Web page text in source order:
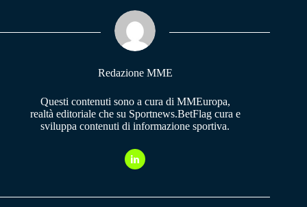
pp m
Redazione MME
Questi contenuti sono a cura di MMEuropa,
realtà editoriale che su Sportnews.BetFlag cura e
sviluppa contenuti di informazione sportiva.